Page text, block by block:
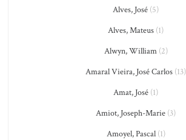
Alves, José (5)
Alves, Mateus (1)
Alwyn, William(2)
Amaral Vieira, José Carlos (13)
Amat, José (1)
Amiot, Joseph-Marie (3)
Amoyel, Pascal(1)